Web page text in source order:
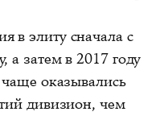
в элиту сначала с
а затем в 2017 году
оказывались
дивизион, чем